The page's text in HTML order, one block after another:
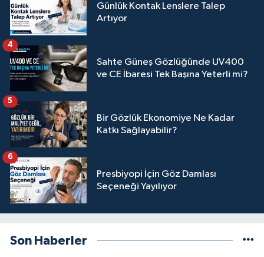
Günlük Kontak Lenslere Talep
Artıyor
Sahte Güneş Gözlüğünde UV400
ve CE İbaresi Tek Başına Yeterli mi?
4
Bir Gözlük Ekonomiye Ne Kadar
Katkı Sağlayabilir?
5
Presbiyopi İçin Göz Damlası
Seçeneği Yayılıyor
6
Son Haberler